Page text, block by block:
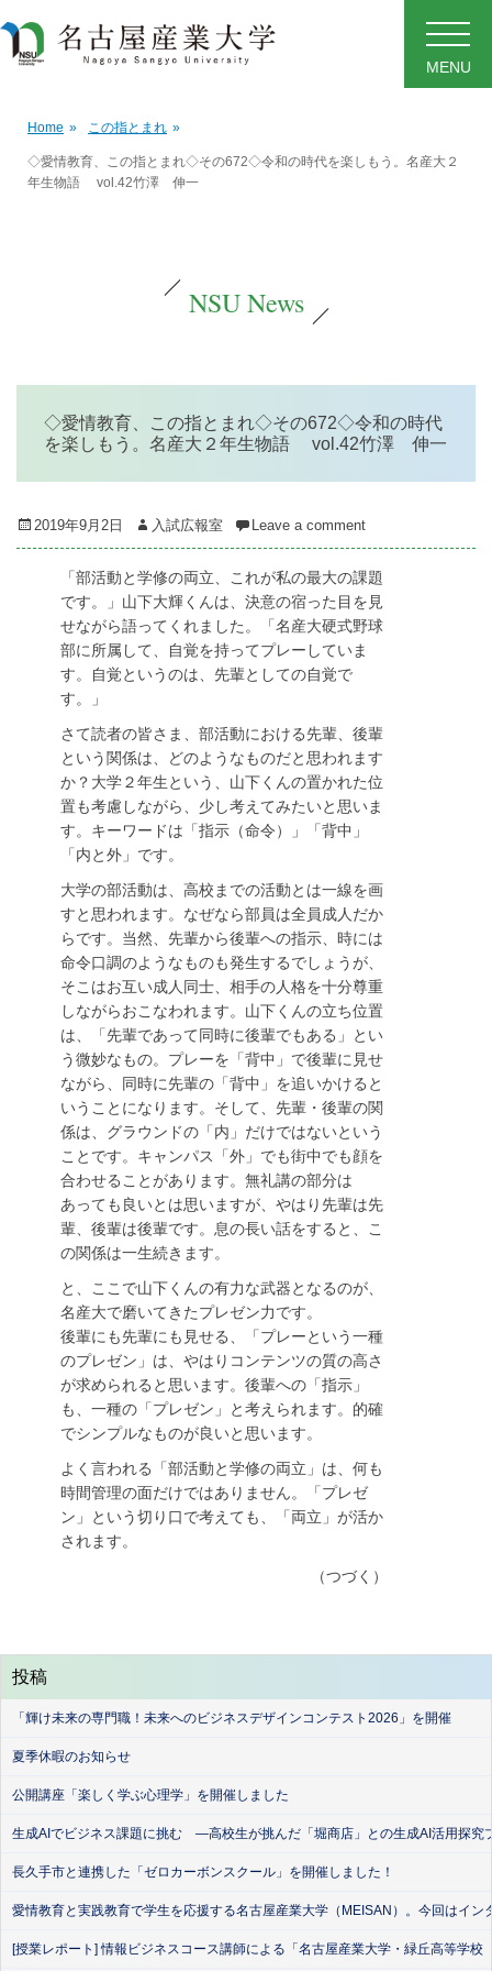
MENU
Home » この指とまれ »
◇愛情教育、この指とまれ◇その672◇令和の時代を楽しもう。名産大２
年生物語 vol.42竹澤 伸一
NSU News
◇愛情教育、この指とまれ◇その672◇令和の時代
を楽しもう。名産大２年生物語 vol.42竹澤 伸一
Posted
on
2019年9月2日 Author
入試広報室 Leave a comment
「部活動と学修の両立、これが私の最大の課題
です。」山下大輝くんは、決意の宿った目を見
せながら語ってくれました。「名産大硬式野球
部に所属して、自覚を持ってプレーしていま
す。自覚というのは、先輩としての自覚で
す。」
さて読者の皆さま、部活動における先輩、後輩
という関係は、どのようなものだと思われます
か？大学２年生という、山下くんの置かれた位
置も考慮しながら、少し考えてみたいと思いま
す。キーワードは「指示（命令）」「背中」
「内と外」です。
大学の部活動は、高校までの活動とは一線を画
すと思われます。なぜなら部員は全員成人だか
らです。当然、先輩から後輩への指示、時には
命令口調のようなものも発生するでしょうが、
そこはお互い成人同士、相手の人格を十分尊重
しながらおこなわれます。山下くんの立ち位置
は、「先輩であって同時に後輩でもある」とい
う微妙なもの。プレーを「背中」で後輩に見せ
ながら、同時に先輩の「背中」を追いかけると
いうことになります。そして、先輩・後輩の関
係は、グラウンドの「内」だけではないという
ことです。キャンパス「外」でも街中でも顔を
合わせることがあります。無礼講の部分は
あっても良いとは思いますが、やはり先輩は先
輩、後輩は後輩です。息の長い話をすると、こ
の関係は一生続きます。
と、ここで山下くんの有力な武器となるのが、
名産大で磨いてきたプレゼン力です。
後輩にも先輩にも見せる、「プレーという一種
のプレゼン」は、やはりコンテンツの質の高さ
が求められると思います。後輩への「指示」
も、一種の「プレゼン」と考えられます。的確
でシンプルなものが良いと思います。
よく言われる「部活動と学修の両立」は、何も
時間管理の面だけではありません。「プレゼ
ン」という切り口で考えても、「両立」が活か
されます。
（つづく）
投稿
「輝け未来の専門職！未来へのビジネスデザインコンテスト2026」を開催
夏季休暇のお知らせ
公開講座「楽しく学ぶ心理学」を開催しました
生成AIでビジネス課題に挑む ―高校生が挑んだ「堀商店」との生成AI活用探究
長久手市と連携した「ゼロカーボンスクール」を開催しました！
愛情教育と実践教育で学生を応援する名古屋産業大学（MEISAN）。今回はイ
[授業レポート] 情報ビジネスコース講師による「名古屋産業大学・緑丘高等学